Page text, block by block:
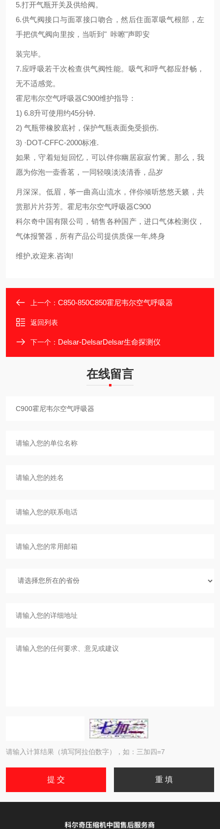
5.打开气瓶开关及供给阀。
6.供气阀接口与面罩接口吻合，然后住面罩吸气根部，左
手把供气阀向里按，当听到" 咔嚓"声即安
装完毕。
7.应呼吸若干次检查供气阀性能。吸气和呼气都应舒畅，
无不适感觉。
霍尼韦尔空气呼吸器C900维护指导：
1) 6.8升可使用约45分钟.
2) 气瓶带橡胶底衬，保护气瓶表面免受损伤.
3) ·DOT-CFFC-2000标准.
如果，守着短短回忆，可以伴你幽居寂寂竹篱。那么，我
愿为你泡一壶香茗，一同轻嗅淡淡清香，品岁
月深深。低眉，筝一曲高山流水，伴你倾听悠悠天籁，共
赏那片片芬芳。霍尼韦尔空气呼吸器C900
科尔奇中国有限公司，销售各种国产，进口气体检测仪，
气体报警器，所有产品公司提供质保一年,终身
维护,欢迎来.咨询!
上一个： C850-850C850霍尼韦尔空气呼吸器
返回列表
下一个： Delsar-DelsarDelsar生命探测仪
在线留言
请输入计算结果（填写阿拉伯数字），如：三加四=7